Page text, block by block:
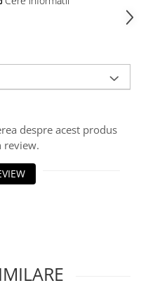
despre acest produs
review.